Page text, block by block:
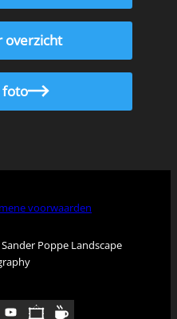
overzicht
foto
voorwaarden
Poppe Landscape
Pocket Medium